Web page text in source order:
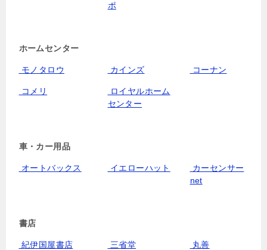
ポ
ホームセンター
モノタロウ カインズ コーナン
コメリ
ロイヤルホーム
センター
車・カー用品
オートバックス イエローハット
カーセンサー
net
書店
紀伊国屋書店 三省堂 丸善